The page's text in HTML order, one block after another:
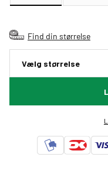
Find din størrelse
Vælg størrelse